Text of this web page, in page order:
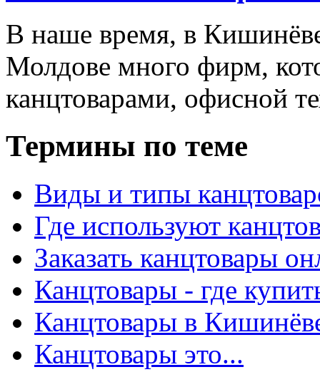
В наше время, в
Молдове много фирм,
канцтоварами, офисной
Термины по теме
Виды и типы
Где используют
Заказать канцтовары
Канцтовары - где
Канцтовары в
Канцтовары это...